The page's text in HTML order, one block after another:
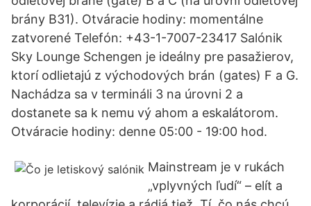
brány B31). Otváracie hodiny: momentálne
zatvorené Telefón: +43-1-7007-23417 Salónik
Sky Lounge Schengen je ideálny pre pasažierov,
ktorí odlietajú z východových brán (gates) F a G.
Nachádza sa v termináli 3 na úrovni 2 a
dostanete sa k nemu vý ahom a eskalátorom.
Otváracie hodiny: denne 05:00 - 19:00 hod.
Mainstream je v rukách
„vplyvných ľudí“ – elít a